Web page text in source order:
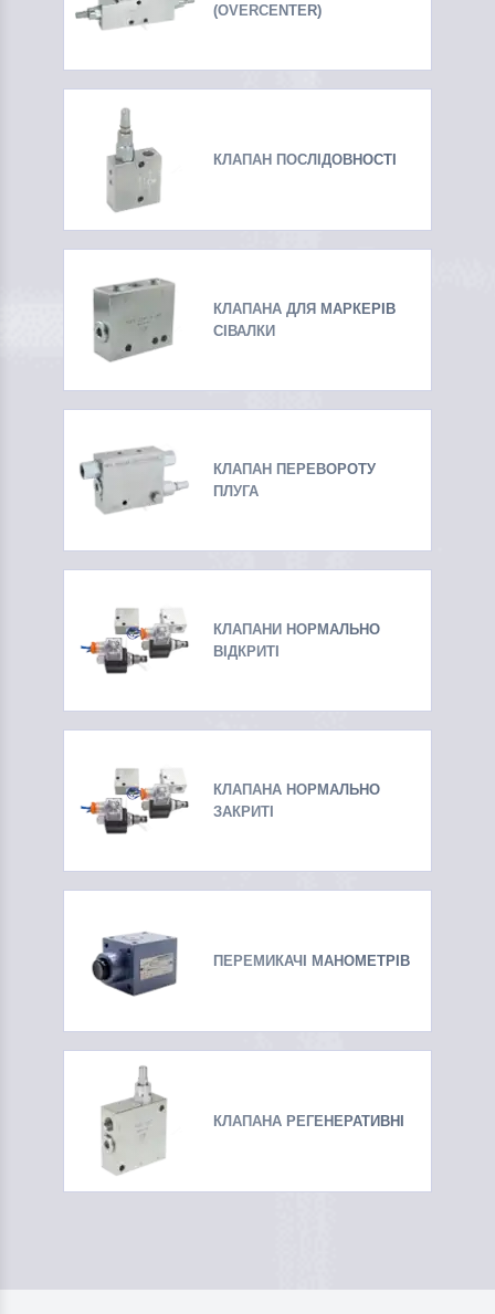
(OVERCENTER)
КЛАПАН ПОСЛІДОВНОСТІ
КЛАПАНА ДЛЯ МАРКЕРІВ
СІВАЛКИ
КЛАПАН ПЕРЕВОРОТУ
ПЛУГА
КЛАПАНИ НОРМАЛЬНО
ВІДКРИТІ
КЛАПАНА НОРМАЛЬНО
ЗАКРИТІ
ПЕРЕМИКАЧІ МАНОМЕТРІВ
КЛАПАНА РЕГЕНЕРАТИВНІ